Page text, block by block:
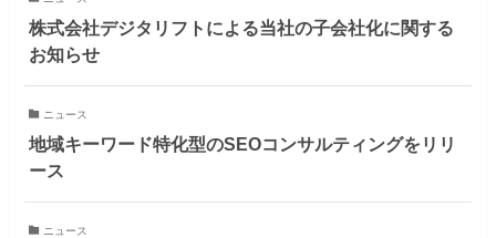
株式会社デジタリフトによる当社の子会社化に関する
お知らせ
ニュース
地域キーワード特化型のSEOコンサルティングをリリ
ース
ニュース